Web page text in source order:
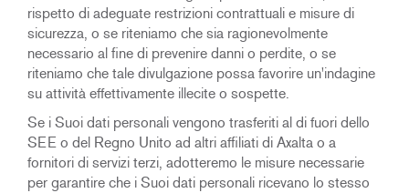
rispetto di adeguate restrizioni contrattuali e misure di
sicurezza, o se riteniamo che sia ragionevolmente
necessario al fine di prevenire danni o perdite, o se
riteniamo che tale divulgazione possa favorire un'indagine
su attività effettivamente illecite o sospette.
Se i Suoi dati personali vengono trasferiti al di fuori dello
SEE o del Regno Unito ad altri affiliati di Axalta o a
fornitori di servizi terzi, adotteremo le misure necessarie
per garantire che i Suoi dati personali ricevano lo stesso